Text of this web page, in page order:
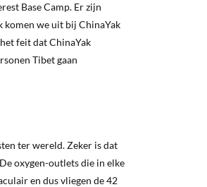
Base Camp. Er zijn
komen we uit bij ChinaYak
feit dat ChinaYak
Tibet gaan
ter wereld. Zeker is dat
oxygen-outlets die in elke
en dus vliegen de 42